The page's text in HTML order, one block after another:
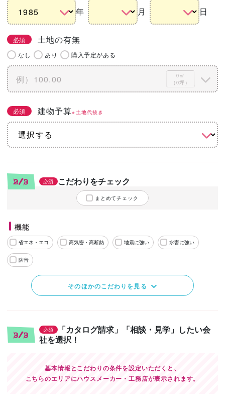
年 月 日
必須 土地の有無
なし あり 購入予定がある
0㎡
（0坪）
必須 建物予算※土地代抜き
2/3 必須 こだわりをチェック
まとめてチェック
機能
省エネ・エコ 高気密・高断熱 地震に強い 水害に強い
防音
そのほかのこだわりを見る
3/3
必須
「カタログ請求」「相談・見学」したい会
社を選択！
基本情報とこだわりの条件を設定いただくと、
こちらのエリアにハウスメーカー・工務店が表示されます。